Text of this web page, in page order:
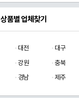
상품별 업체찾기
대전
대구
강원
충북
경남 제주